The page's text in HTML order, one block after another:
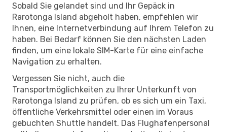
Sobald Sie gelandet sind und Ihr Gepäck in
Rarotonga Island abgeholt haben, empfehlen wir
Ihnen, eine Internetverbindung auf Ihrem Telefon zu
haben. Bei Bedarf können Sie den nächsten Laden
finden, um eine lokale SIM-Karte für eine einfache
Navigation zu erhalten.
Vergessen Sie nicht, auch die
Transportmöglichkeiten zu Ihrer Unterkunft von
Rarotonga Island zu prüfen, ob es sich um ein Taxi,
öffentliche Verkehrsmittel oder einen im Voraus
gebuchten Shuttle handelt. Das Flughafenpersonal